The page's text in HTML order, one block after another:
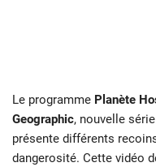
Le programme Planète
Geographic, nouvelle
présente différents
dangerosité. Cette vidéo